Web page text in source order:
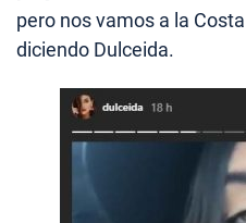
pero nos vamos a la
diciendo Dulceida.